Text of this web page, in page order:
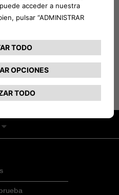
encontrar toda la
tu sistema de
web.
WEB